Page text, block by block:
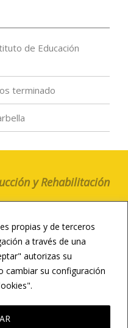
propias y de terceros
a través de una
autorizas su
cambiar su configuración
de Educación
terminado
y Rehabilitación
NOTICIAS
CANAL ÉTICO
REHABILITACIÓN